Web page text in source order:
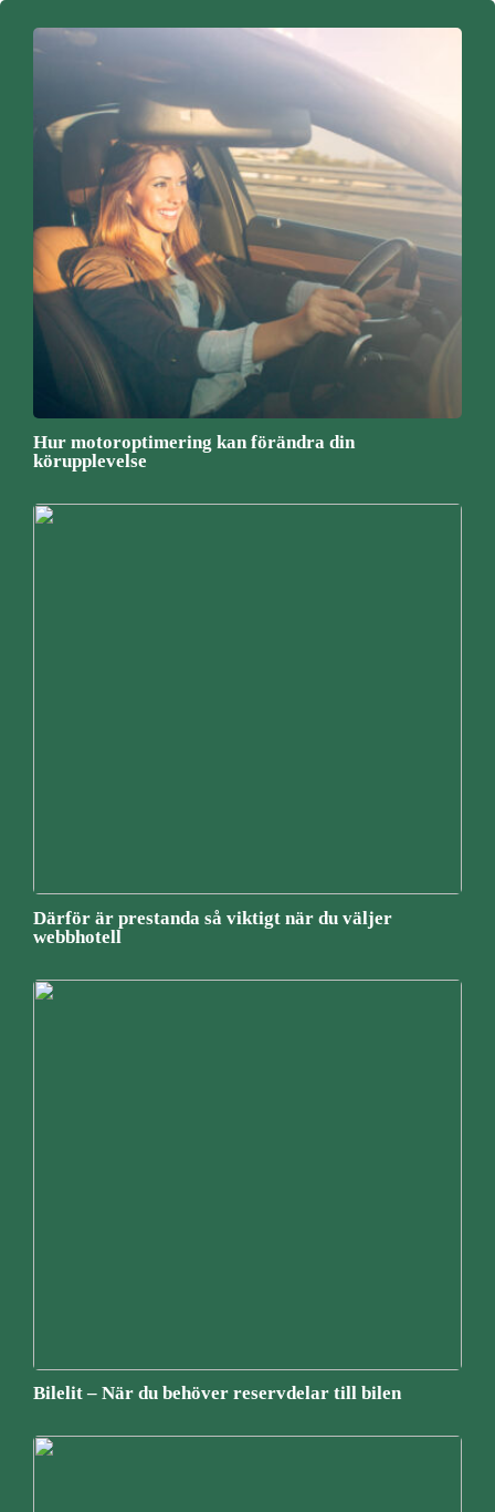
Hur motoroptimering kan förändra din
körupplevelse
Därför är prestanda så viktigt när du väljer
webbhotell
Bilelit – När du behöver reservdelar till bilen